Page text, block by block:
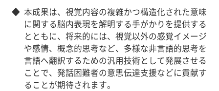
◆ 本成果は、視覚内容の複雑かつ構造化された意味
に関する脳内表現を解明する手がかりを提供する
とともに、将来的には、視覚以外の感覚イメージ
や感情、概念的思考など、多様な非言語的思考を
言語へ翻訳するための汎用技術として発展させる
ことで、発話困難者の意思伝達支援などに貢献す
ることが期待されます。